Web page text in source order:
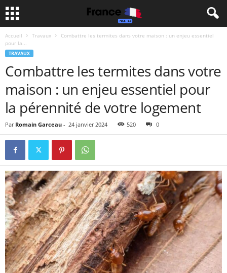
Accueil Travaux
Combattre les termites dans votre maison : un enjeu essentiel
pour la...
TRAVAUX
Combattre les termites dans votre
maison : un enjeu essentiel pour
la pérennité de votre logement
Par Romain Garceau - 24 janvier 2024 520 0